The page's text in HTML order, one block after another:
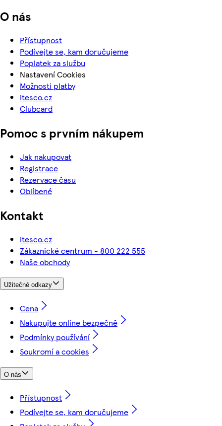
O nás
Přístupnost
Podívejte se, kam doručujeme
Poplatek za službu
Nastavení Cookies
Možnosti platby
itesco.cz
Clubcard
Pomoc s prvním nákupem
Jak nakupovat
Registrace
Rezervace času
Oblíbené
Kontakt
itesco.cz
Zákaznické centrum - 800 222 555
Naše obchody
Užitečné odkazy
Cena
Nakupujte online bezpečně
Podmínky používání
Soukromí a cookies
O nás
Přístupnost
Podívejte se, kam doručujeme